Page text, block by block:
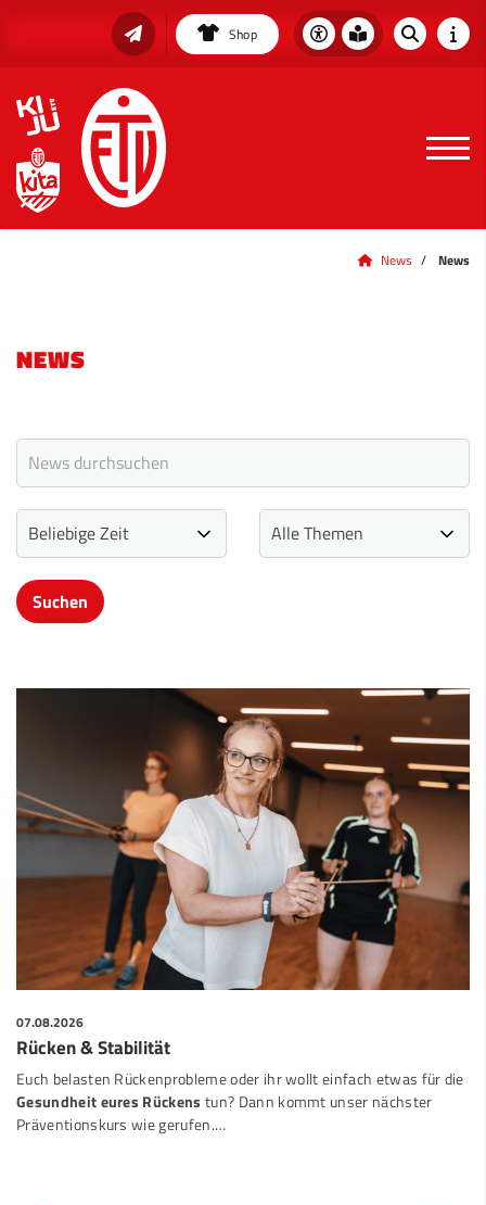
Shop
News News
NEWS
07.08.2026
Rücken & Stabilität
Euch belasten Rückenprobleme oder ihr wollt einfach etwas für die
Gesundheit eures Rückens tun? Dann kommt unser nächster
Präventionskurs wie gerufen.…